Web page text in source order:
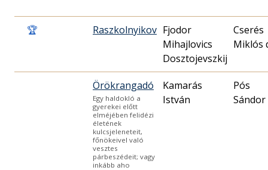
🏆 Raszkolnyikov Fjodor
Mihajlovics
Dosztojevszkij
Cserés
Miklós
Örökrangadó
Egy haldokló a
gyerekei előtt
elméjében felidézi
életének
kulcsjeleneteit,
főnökeivel való
vesztes
párbeszédeit; vagy
inkább aho
Kamarás
István
Pós
Sándor